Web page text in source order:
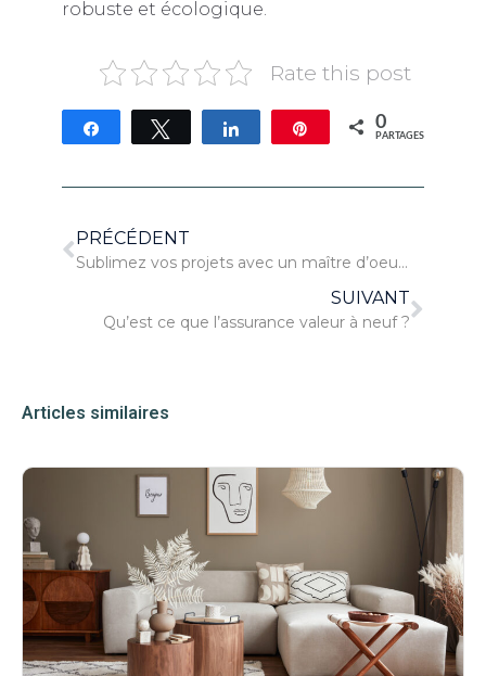
robuste et écologique.
Rate this post
Partagez Tweetez Partagez Épingle 0
PARTAGES
PRÉCÉDENT
Sublimez vos projets avec un maître d’oeuvre
SUIVANT
Qu’est ce que l’assurance valeur à neuf ?
Articles similaires